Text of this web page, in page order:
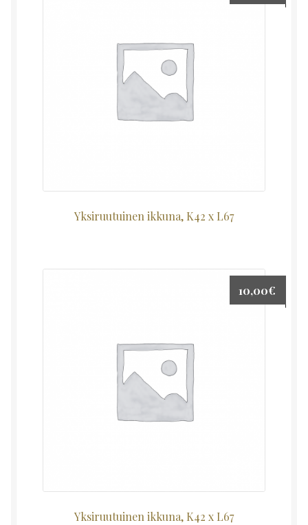
Yksiruutuinen ikkuna, K42 x L67
Yksiruutuinen ikkuna, K42 x L67
10,00€